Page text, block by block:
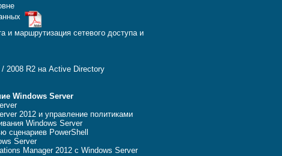
маршрутизация сетевого доступа и
2008 R2 на Active Directory
Windows Server
2012 и управление политиками
Windows Server
PowerShell
Server
Manager 2012 с Windows Server